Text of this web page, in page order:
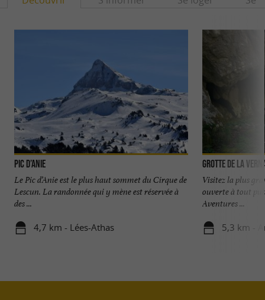
Pic d’Anie
Le Pic d’Anie est le plus haut sommet du Cirque de
Lescun. La randonnée qui y mène est réservée à
des ...
4,7 km - Lées-Athas
Grotte de la
Visitez la plus
ouverte à tout
Aventures ...
5,3 km -